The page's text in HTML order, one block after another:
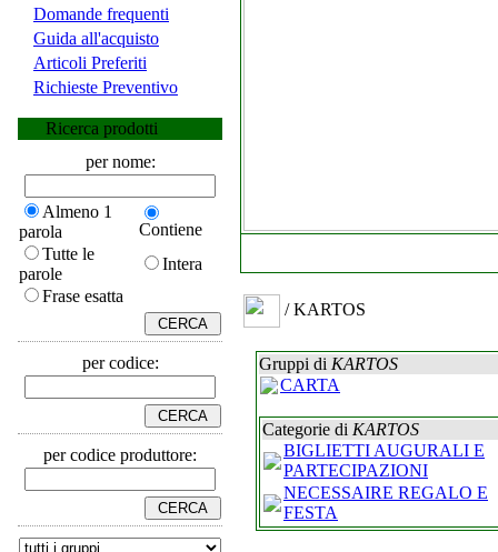
Domande frequenti
Guida all'acquisto
Articoli Preferiti
Richieste Preventivo
Ricerca prodotti
per nome:
Almeno 1
parola
Contiene
Tutte le
parole
Intera
Frase esatta
per codice:
per codice produttore:
/ KARTOS
Gruppi di KARTOS
CARTA
Categorie di KARTOS
BIGLIETTI AUGURALI E
PARTECIPAZIONI
NECESSAIRE REGALO E
FESTA